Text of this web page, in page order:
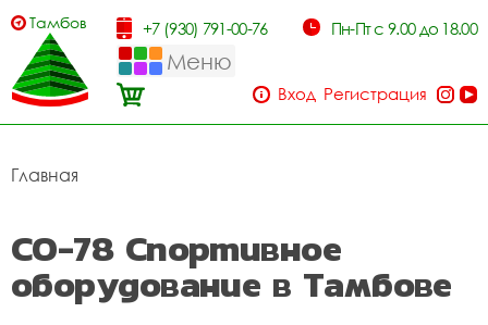
Тамбов +7 (930) 791-00-76 Пн-Пт с 9.00 до 18.00
Меню
Вход Регистрация
Главная
СО-78 Спортивное
оборудование в Тамбове